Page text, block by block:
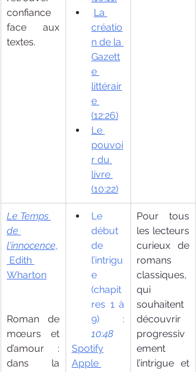
confiance
face aux
textes.
La
créatio
n de la
Gazett
e
littérair
e
(12:26)
Le
pouvoi
r du
livre
(10:22)
Le Temps
de
l'innocence,
Edith
Wharton
Roman de
mœurs et
d’amour :
dans la
Le
début
de
l’intrigu
e
(chapit
res 1 à
10:48
Spotify
Apple
Pour tous
les lecteurs
curieux de
romans
classiques,
qui
souhaitent
découvrir
progressiv
ement
l’intrigue et